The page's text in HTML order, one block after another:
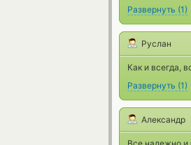
Развернуть (1)
Руслан
Как и всегда,
Развернуть (1)
Александр